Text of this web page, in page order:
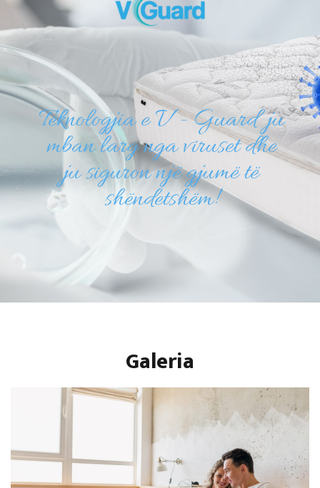
Teknologjia e V - Guard ju
mban larg nga viruset dhe
ju siguron një gjumë të
shëndetshëm!
Galeria